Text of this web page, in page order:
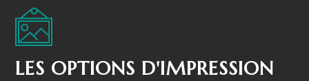
LES OPTIONS D'IMPRESSION